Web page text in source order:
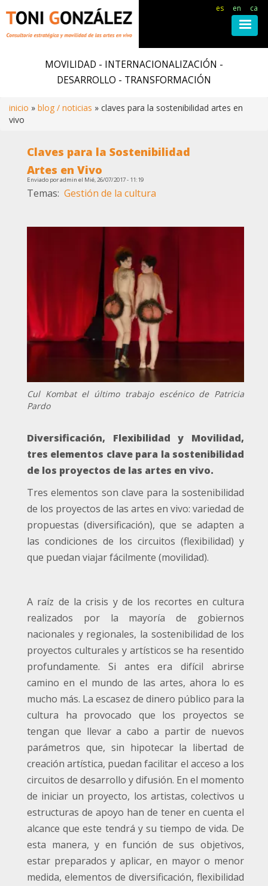
MOVILIDAD - INTERNACIONALIZACIÓN -
DESARROLLO - TRANSFORMACIÓN
Ruta
de
navegación
inicio blog / noticias
claves para la sostenibilidad artes en
vivo
es en ca
Claves para la Sostenibilidad
Artes en Vivo
Enviado poradmin el Mié, 26/07/2017 - 11:19
Temas Gestión de la cultura
Cul Kombat el último trabajo escénico de Patricia
Pardo
Diversificación, Flexibilidad y Movilidad,
tres elementos clave para la sostenibilidad
de los proyectos de las artes en vivo.
Tres elementos son clave para la sostenibilidad
de los proyectos de las artes en vivo: variedad de
propuestas (diversificación), que se adapten a
las condiciones de los circuitos (flexibilidad) y
que puedan viajar fácilmente (movilidad).
A raíz de la crisis y de los recortes en cultura
realizados por la mayoría de gobiernos
nacionales y regionales, la sostenibilidad de los
proyectos culturales y artísticos se ha resentido
profundamente. Si antes era difícil abrirse
camino en el mundo de las artes, ahora lo es
mucho más. La escasez de dinero público para la
cultura ha provocado que los proyectos se
tengan que llevar a cabo a partir de nuevos
parámetros que, sin hipotecar la libertad de
creación artística, puedan facilitar el acceso a los
circuitos de desarrollo y difusión. En el momento
de iniciar un proyecto, los artistas, colectivos u
estructuras de apoyo han de tener en cuenta el
alcance que este tendrá y su tiempo de vida. De
esta manera, y en función de sus objetivos,
estar preparados y aplicar, en mayor o menor
medida, elementos de diversificación, flexibilidad